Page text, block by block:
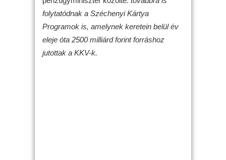
folytatódnak a Széchenyi Kártya
Programok is, amelynek keretein belül év
eleje óta 2500 milliárd forint forráshoz
jutottak a KKV-k.